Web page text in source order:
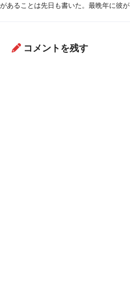
があることは先日も書いた。最晩年に彼
コメントを残す